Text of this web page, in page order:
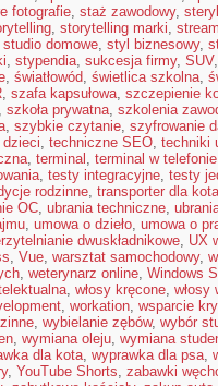
fotografie, staż zawodowy,
, storytelling marki,
studio domowe, styl biznesowy,
, stypendia, sukcesja firmy, SUV
, światłowód, świetlica szkolna,
, szafa kapsułowa, szczepienie
szkoła prywatna, szkolenia
, szybkie czytanie, szyfrowanie
, techniczne SEO, techniki
, terminal , terminal w telefonie
, testy integracyjne, testy
rodzinne, transporter dla kota
OC, ubrania techniczne,
, umowa o dzieło, umowa o
dwuskładnikowe, UX
, Vue, warsztat samochodowy,
, weterynarz online, Windows
, włosy kręcone, włosy
, workation, wsparcie
, wybielanie zębów, wybór
, wymiana oleju, wymiana
dla kota, wyprawka dla psa,
, YouTube Shorts, zabawki